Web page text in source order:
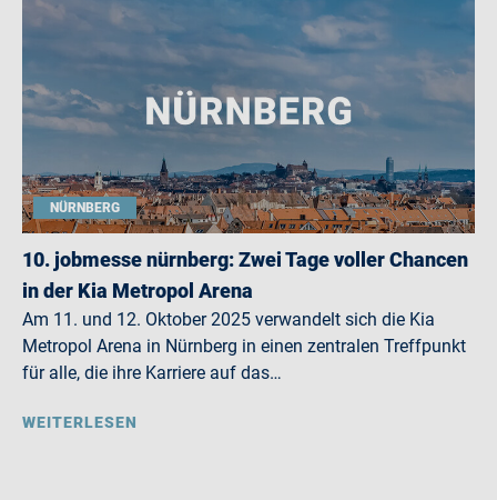
NÜRNBERG
10. jobmesse nürnberg: Zwei Tage voller Chancen
in der Kia Metropol Arena
Am 11. und 12. Oktober 2025 verwandelt sich die Kia
Metropol Arena in Nürnberg in einen zentralen Treffpunkt
für alle, die ihre Karriere auf das…
WEITERLESEN